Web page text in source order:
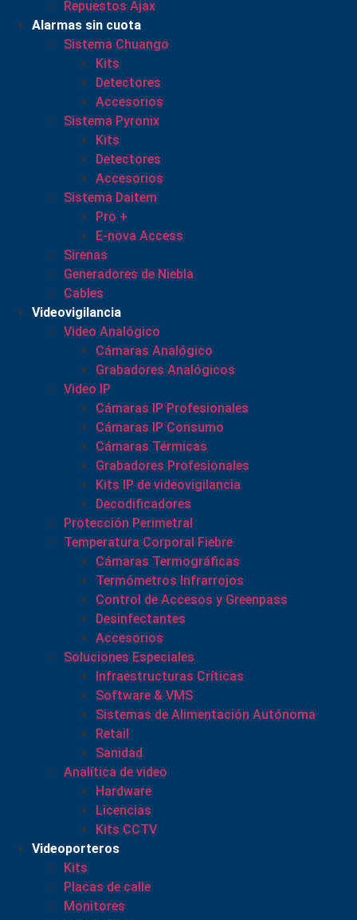
Repuestos Ajax
Alarmas sin cuota
Sistema Chuango
Kits
Detectores
Accesorios
Sistema Pyronix
Kits
Detectores
Accesorios
Sistema Daitem
Pro +
E-nova Access
Sirenas
Generadores de Niebla
Cables
Videovigilancia
Video Analógico
Cámaras Analógico
Grabadores Analógicos
Video IP
Cámaras IP Profesionales
Cámaras IP Consumo
Cámaras Térmicas
Grabadores Profesionales
Kits IP de videovigilancia
Decodificadores
Protección Perimetral
Temperatura Corporal Fiebre
Cámaras Termográficas
Termómetros Infrarrojos
Control de Accesos y Greenpass
Desinfectantes
Accesorios
Soluciones Especiales
Infraestructuras Críticas
Software & VMS
Sistemas de Alimentación Autónoma
Retail
Sanidad
Analítica de video
Hardware
Licencias
Kits CCTV
Videoporteros
Kits
Placas de calle
Monitores